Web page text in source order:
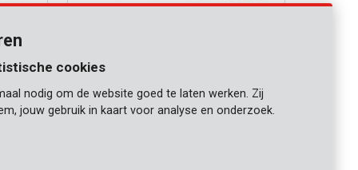
Vijl 200mm driehoekig
cookies
nodig om de website goed te laten werken. Zij
jouw gebruik in kaart voor analyse en onderzoek.